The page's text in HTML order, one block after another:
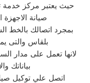
حيث يعتبر مركز
صيانة
بمجرد اتصالك بالخط
بلقاس‏ والتى
لانها تعمل على مدار
بياناتك
اتصل علي توكيل